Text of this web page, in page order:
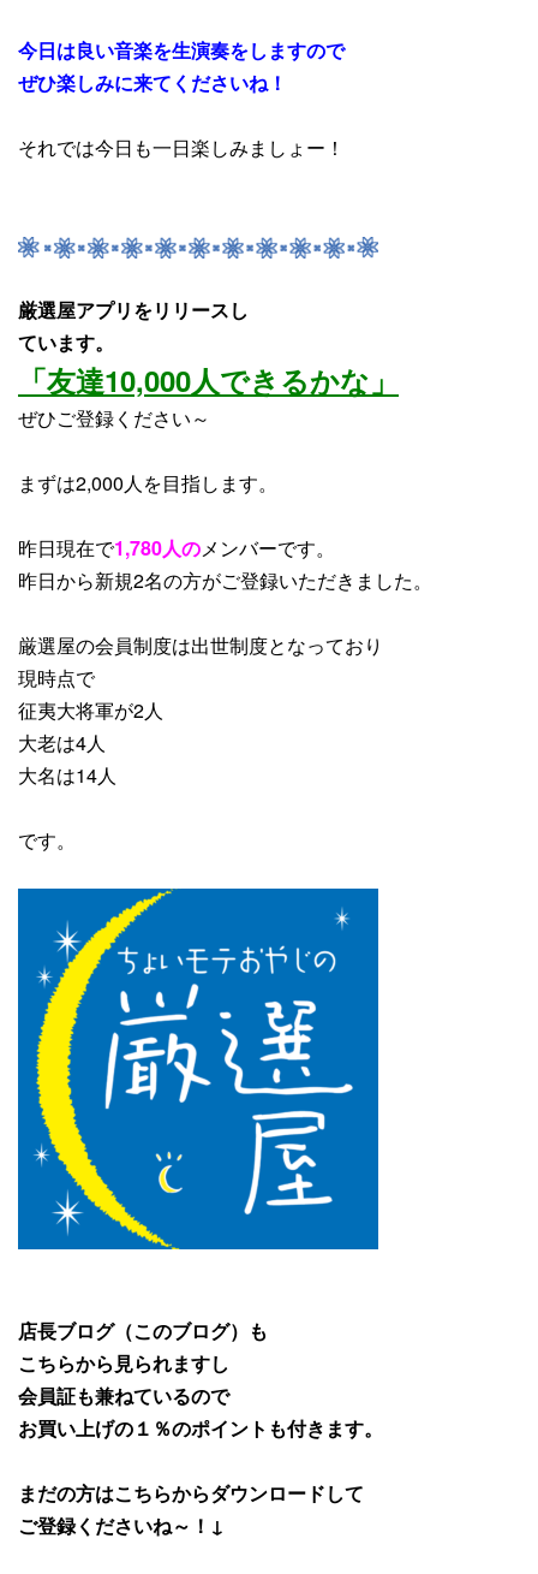
今日は良い音楽を生演奏をしますので
ぜひ楽しみに来てくださいね！
それでは今日も一日楽しみましょー！
厳選屋アプリをリリースし
ています。
「友達10,000人できるかな」
ぜひご登録ください～
まずは2,000人を目指します。
昨日現在で1,780人のメンバーです。
昨日から新規2名の方がご登録いただきました。
厳選屋の会員制度は出世制度となっており
現時点で
征夷大将軍が2人
大老は4人
大名は14人
です。
店長ブログ（このブログ）も
こちらから見られますし
会員証も兼ねているので
お買い上げの１％のポイントも付きます。
まだの方はこちらからダウンロードして
ご登録くださいね～！↓